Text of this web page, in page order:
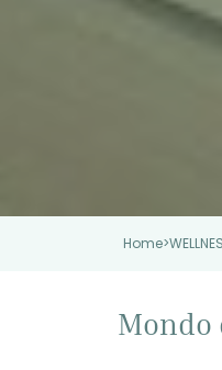
Home>
Mondo